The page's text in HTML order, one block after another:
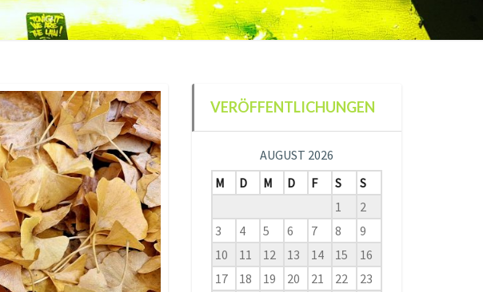
VERÖFFENTLICHUNGEN
AUGUST 2026
M
D M D F S
S
1
2
3
4 5 6 7 8
9
10
11 12 13 14 15
16
17
18 19 20 21 22
23